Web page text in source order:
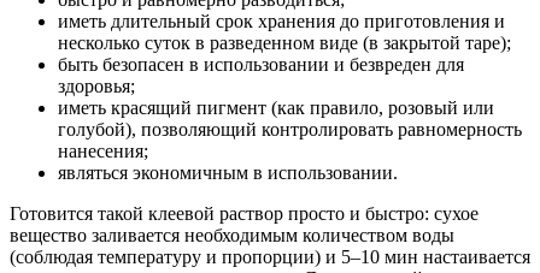
иметь длительный срок хранения до приготовления и
несколько суток в разведенном виде (в закрытой таре);
быть безопасен в использовании и безвреден для
здоровья;
иметь красящий пигмент (как правило, розовый или
голубой), позволяющий контролировать равномерность
нанесения;
являться экономичным в использовании.
Готовится такой клеевой раствор просто и быстро: сухое
вещество заливается необходимым количеством воды
(соблюдая температуру и пропорции) и 5–10 мин настаивается